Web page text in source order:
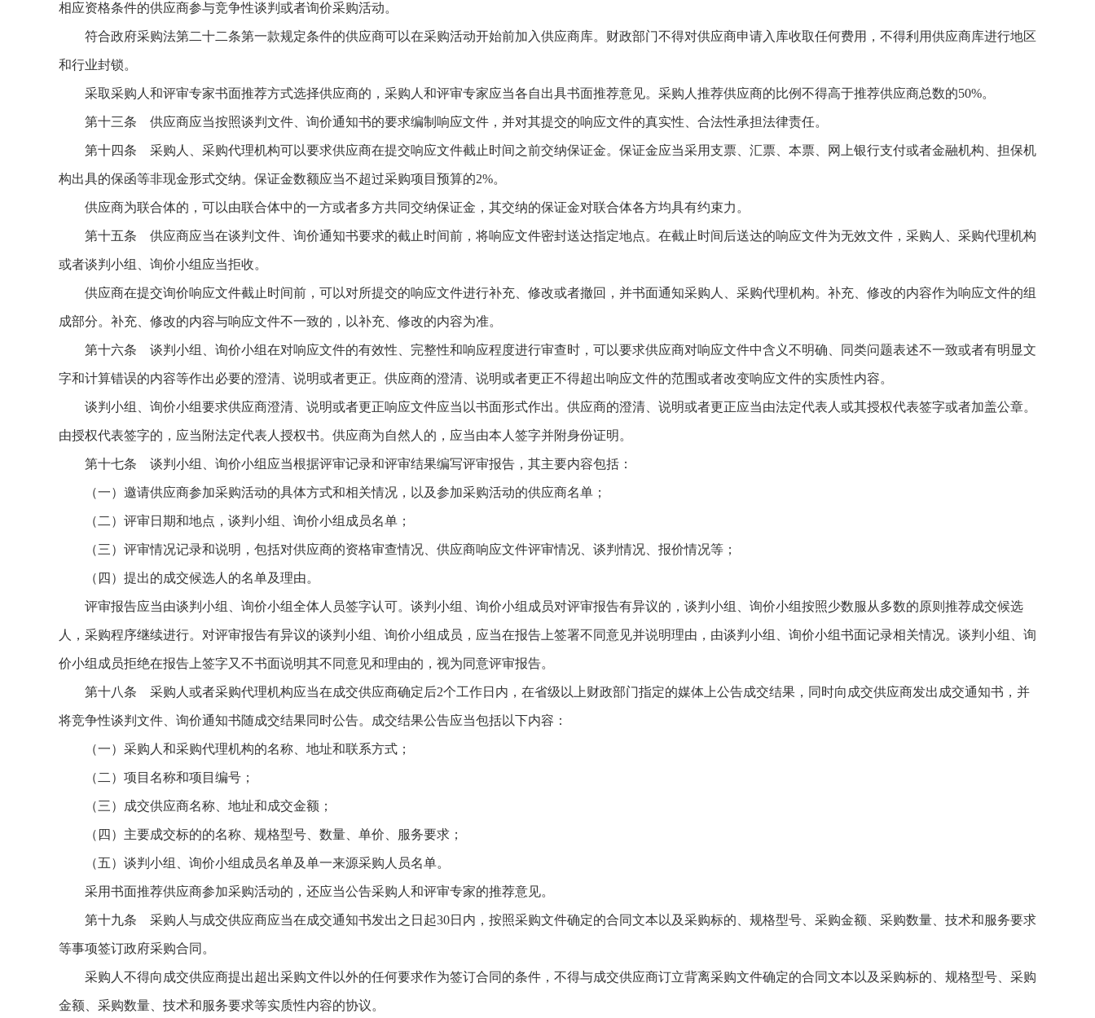
相应资格条件的供应商参与竞争性谈判或者询价采购活动。
符合政府采购法第二十二条第一款规定条件的供应商可以在采购活动开始前加入供应商库。财政部门不得对供应商申请入库收取任何费用，不得利用供应商库进行地区
和行业封锁。
采取采购人和评审专家书面推荐方式选择供应商的，采购人和评审专家应当各自出具书面推荐意见。采购人推荐供应商的比例不得高于推荐供应商总数的50%。
第十三条 供应商应当按照谈判文件、询价通知书的要求编制响应文件，并对其提交的响应文件的真实性、合法性承担法律责任。
第十四条 采购人、采购代理机构可以要求供应商在提交响应文件截止时间之前交纳保证金。保证金应当采用支票、汇票、本票、网上银行支付或者金融机构、担保机
构出具的保函等非现金形式交纳。保证金数额应当不超过采购项目预算的2%。
供应商为联合体的，可以由联合体中的一方或者多方共同交纳保证金，其交纳的保证金对联合体各方均具有约束力。
第十五条 供应商应当在谈判文件、询价通知书要求的截止时间前，将响应文件密封送达指定地点。在截止时间后送达的响应文件为无效文件，采购人、采购代理机构
或者谈判小组、询价小组应当拒收。
供应商在提交询价响应文件截止时间前，可以对所提交的响应文件进行补充、修改或者撤回，并书面通知采购人、采购代理机构。补充、修改的内容作为响应文件的组
成部分。补充、修改的内容与响应文件不一致的，以补充、修改的内容为准。
第十六条 谈判小组、询价小组在对响应文件的有效性、完整性和响应程度进行审查时，可以要求供应商对响应文件中含义不明确、同类问题表述不一致或者有明显文
字和计算错误的内容等作出必要的澄清、说明或者更正。供应商的澄清、说明或者更正不得超出响应文件的范围或者改变响应文件的实质性内容。
谈判小组、询价小组要求供应商澄清、说明或者更正响应文件应当以书面形式作出。供应商的澄清、说明或者更正应当由法定代表人或其授权代表签字或者加盖公章。
由授权代表签字的，应当附法定代表人授权书。供应商为自然人的，应当由本人签字并附身份证明。
第十七条 谈判小组、询价小组应当根据评审记录和评审结果编写评审报告，其主要内容包括：
（一）邀请供应商参加采购活动的具体方式和相关情况，以及参加采购活动的供应商名单；
（二）评审日期和地点，谈判小组、询价小组成员名单；
（三）评审情况记录和说明，包括对供应商的资格审查情况、供应商响应文件评审情况、谈判情况、报价情况等；
（四）提出的成交候选人的名单及理由。
评审报告应当由谈判小组、询价小组全体人员签字认可。谈判小组、询价小组成员对评审报告有异议的，谈判小组、询价小组按照少数服从多数的原则推荐成交候选
人，采购程序继续进行。对评审报告有异议的谈判小组、询价小组成员，应当在报告上签署不同意见并说明理由，由谈判小组、询价小组书面记录相关情况。谈判小组、询
价小组成员拒绝在报告上签字又不书面说明其不同意见和理由的，视为同意评审报告。
第十八条 采购人或者采购代理机构应当在成交供应商确定后2个工作日内，在省级以上财政部门指定的媒体上公告成交结果，同时向成交供应商发出成交通知书，并
将竞争性谈判文件、询价通知书随成交结果同时公告。成交结果公告应当包括以下内容：
（一）采购人和采购代理机构的名称、地址和联系方式；
（二）项目名称和项目编号；
（三）成交供应商名称、地址和成交金额；
（四）主要成交标的的名称、规格型号、数量、单价、服务要求；
（五）谈判小组、询价小组成员名单及单一来源采购人员名单。
采用书面推荐供应商参加采购活动的，还应当公告采购人和评审专家的推荐意见。
第十九条 采购人与成交供应商应当在成交通知书发出之日起30日内，按照采购文件确定的合同文本以及采购标的、规格型号、采购金额、采购数量、技术和服务要求
等事项签订政府采购合同。
采购人不得向成交供应商提出超出采购文件以外的任何要求作为签订合同的条件，不得与成交供应商订立背离采购文件确定的合同文本以及采购标的、规格型号、采购
金额、采购数量、技术和服务要求等实质性内容的协议。